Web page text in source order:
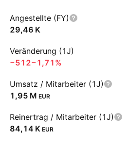
Angestellte (FY)
‪29,46 K‬
Veränderung (1J)
−512−1,71%
Umsatz / Mitarbeiter (1J)
‪1,95 M‬ EUR
Reinertrag / Mitarbeiter (1J)
‪84,14 K‬ EUR